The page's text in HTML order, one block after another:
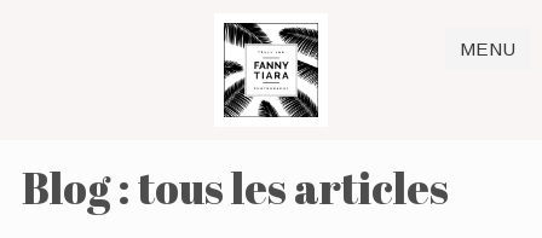
MENU
Blog : tous les articles